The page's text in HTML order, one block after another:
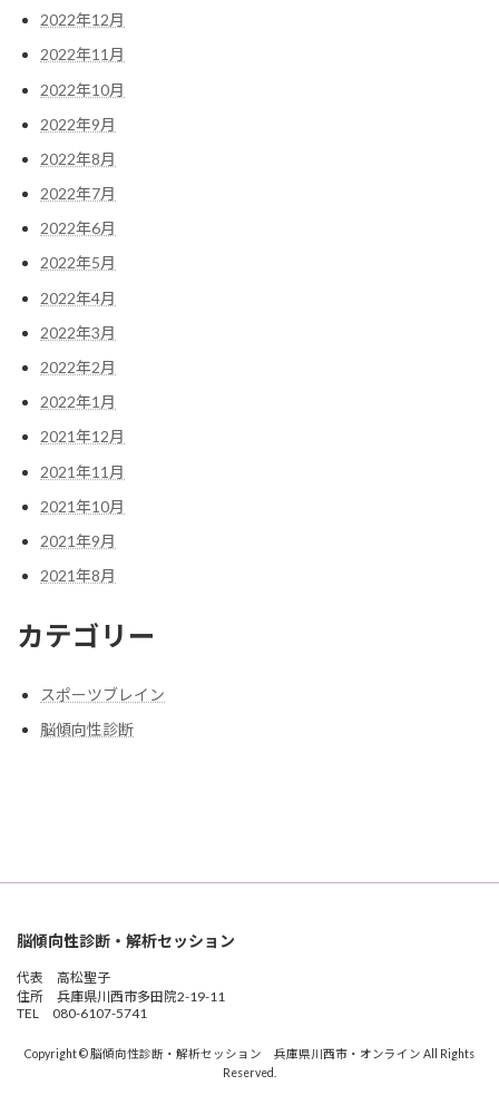
2022年12月
2022年11月
2022年10月
2022年9月
2022年8月
2022年7月
2022年6月
2022年5月
2022年4月
2022年3月
2022年2月
2022年1月
2021年12月
2021年11月
2021年10月
2021年9月
2021年8月
カテゴリー
スポーツブレイン
脳傾向性診断
脳傾向性診断・解析セッション
代表 高松聖子
住所 兵庫県川西市多田院2-19-11
TEL 080-6107-5741
Copyright © 脳傾向性診断・解析セッション 兵庫県川西市・オンライン All Rights
Reserved.